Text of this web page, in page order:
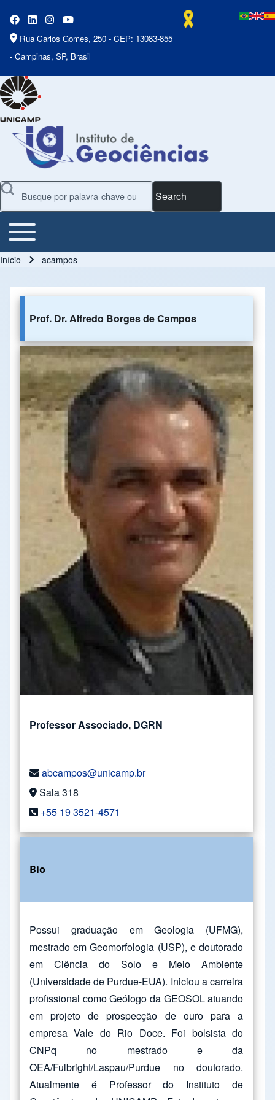
Rua Carlos Gomes, 250 - CEP: 13083-855
- Campinas, SP, Brasil
Search
Main Menu
Toggle main menu
Início acampos
Prof. Dr. Alfredo Borges de Campos
Professor Associado, DGRN
abcampos@unicamp.br
Sala 318
+55 19 3521-4571
Bio
Possui graduação em Geologia (UFMG),
mestrado em Geomorfologia (USP), e doutorado
em Ciência do Solo e Meio Ambiente
(Universidade de Purdue-EUA). Iniciou a carreira
profissional como Geólogo da GEOSOL atuando
em projeto de prospecção de ouro para a
empresa Vale do Rio Doce. Foi bolsista do
CNPq no mestrado e da
OEA/Fulbright/Laspau/Purdue no doutorado.
Atualmente é Professor do Instituto de